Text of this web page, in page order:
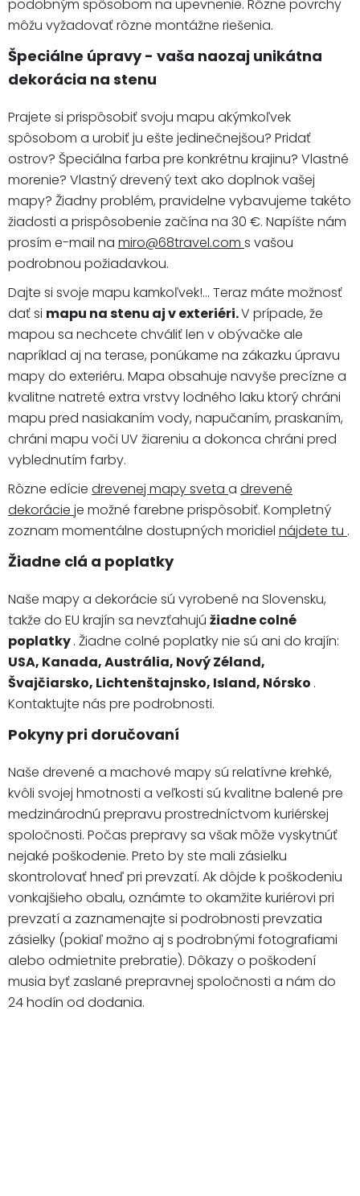
podobným spôsobom na upevnenie. Rôzne povrchy
môžu vyžadovať rôzne montážne riešenia.
Špeciálne úpravy - vaša naozaj unikátna
dekorácia na stenu
Prajete si prispôsobiť svoju mapu akýmkoľvek
spôsobom a urobiť ju ešte jedinečnejšou? Pridať
ostrov? Špeciálna farba pre konkrétnu krajinu? Vlastné
morenie? Vlastný drevený text ako doplnok vašej
mapy? Žiadny problém, pravidelne vybavujeme takéto
žiadosti a prispôsobenie začína na 30 €. Napíšte nám
prosím e-mail na miro@68travel.com s vašou
podrobnou požiadavkou.
Dajte si svoje mapu kamkoľvek!... Teraz máte možnosť
dať si mapu na stenu aj v exteriéri.V prípade, že
mapou sa nechcete chváliť len v obývačke ale
napríklad aj na terase, ponúkame na zákazku úpravu
mapy do exteriéru. Mapa obsahuje navyše precízne a
kvalitne natreté extra vrstvy lodného laku ktorý chráni
mapu pred nasiakaním vody, napučaním, praskaním,
chráni mapu voči UV žiareniu a dokonca chráni pred
vyblednutím farby.
Rôzne edície drevenej mapy sveta a drevené
dekorácie je možné farebne prispôsobiť. Kompletný
zoznam momentálne dostupných moridiel nájdete tu .
Žiadne clá a poplatky
Naše mapy a dekorácie sú vyrobené na Slovensku,
takže do EU krajín sa nevzťahujú žiadne colné
poplatky. Žiadne colné poplatky nie sú ani do krajín:
USA, Kanada, Austrália, Nový Zéland,
Švajčiarsko, Lichtenštajnsko, Island, Nórsko .
Kontaktujte nás pre podrobnosti.
Pokyny pri doručovaní
Naše drevené a machové mapy sú relatívne krehké,
kvôli svojej hmotnosti a veľkosti sú kvalitne balené pre
medzinárodnú prepravu prostredníctvom kuriérskej
spoločnosti. Počas prepravy sa však môže vyskytnúť
nejaké poškodenie. Preto by ste mali zásielku
skontrolovať hneď pri prevzatí. Ak dôjde k poškodeniu
vonkajšieho obalu, oznámte to okamžite kuriérovi pri
prevzatí a zaznamenajte si podrobnosti prevzatia
zásielky (pokiaľ možno aj s podrobnými fotografiami
alebo odmietnite prebratie). Dôkazy o poškodení
musia byť zaslané prepravnej spoločnosti a nám do
24 hodín od dodania.